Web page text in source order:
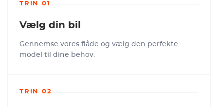
TRIN 01
Vælg din bil
Gennemse vores flåde og vælg den perfekte
model til dine behov.
TRIN 02